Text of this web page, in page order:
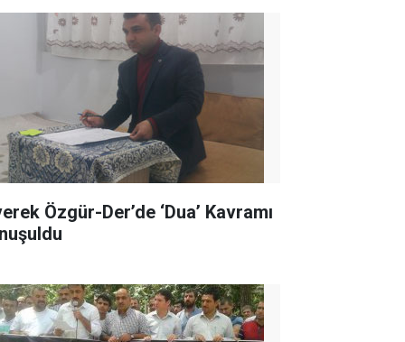
Özgür-Der’de ‘Dua’ Kavramı